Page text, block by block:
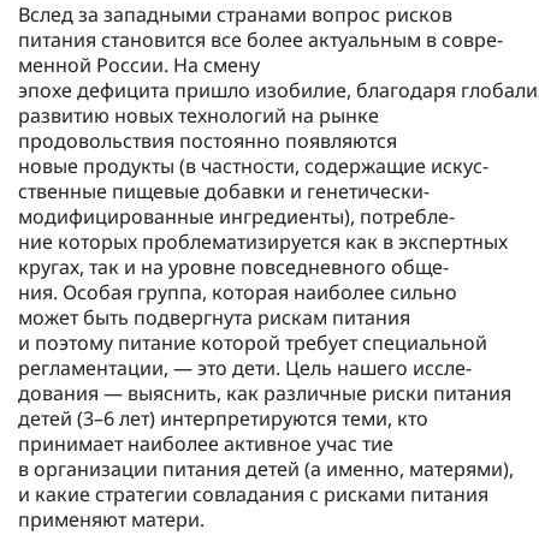
Вслед за западными странами вопрос рис­ков
питания становится все более ак­туальным в совре­
мен­ной Рос­сии. На сме­ну
эпохе дефицита пришло изобилие, благодаря
развитию новых технологий на рын­ке
продовольствия постоянно появляются
новые продук­ты (в частности, содержащие ис­кус­
ствен­ные пище­вые добавки и ге­не­тиче­ски-
модифицирован­ные ин­гре­диен­ты), потребле­
ние которых пробле­матизируется как в экс­пертных
кругах, так и на уровне повсе­дневного обще­
ния. Особая группа, которая наиболее сильно
может быть подвергнута рис­кам питания
и поэтому питание которой тре­бует спе­циальной
регламен­тации, — это де­ти. Цель наше­го ис­сле­
дования — выяс­нить, как различные рис­ки питания
де­тей (3–6 лет) ин­терпре­тируются те­ми, кто
принимает наиболее ак­тивное учас тие
в организации питания де­тей (а имен­но, мате­рями),
и какие стратегии совладания с рис­ками питания
приме­няют мате­ри.